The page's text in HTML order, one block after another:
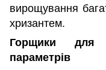
вирощування
хризантем.
Горщики для
параметрів